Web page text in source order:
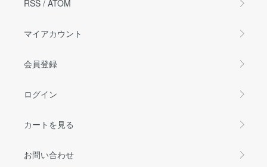
RSS / ATOM
マイアカウント
会員登録
ログイン
カートを見る
お問い合わせ